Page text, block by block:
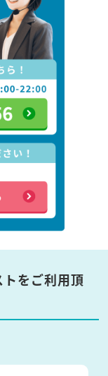
をご利用頂